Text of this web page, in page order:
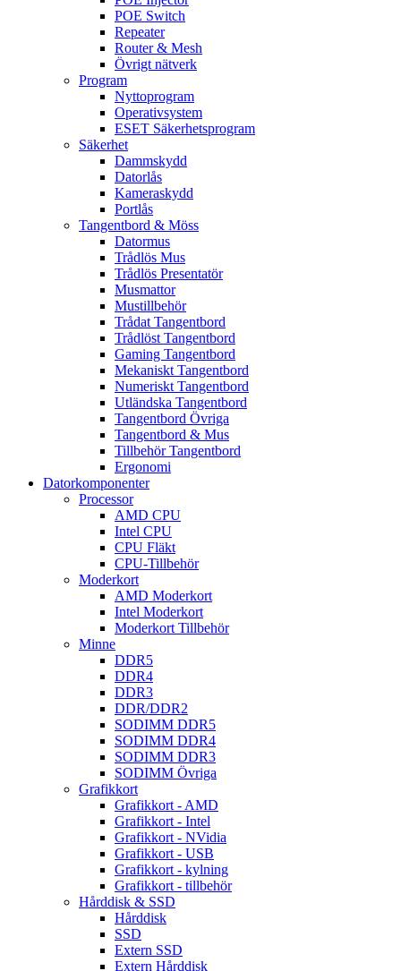
POE Switch
Repeater
Router & Mesh
Övrigt nätverk
Program
Nyttoprogram
Operativsystem
ESET Säkerhetsprogram
Säkerhet
Dammskydd
Datorlås
Kameraskydd
Portlås
Tangentbord & Möss
Datormus
Trådlös Mus
Trådlös Presentatör
Musmattor
Mustillbehör
Trådat Tangentbord
Trådlöst Tangentbord
Gaming Tangentbord
Mekaniskt Tangentbord
Numeriskt Tangentbord
Utländska Tangentbord
Tangentbord Övriga
Tangentbord & Mus
Tillbehör Tangentbord
Ergonomi
Datorkomponenter
Processor
AMD CPU
Intel CPU
CPU Fläkt
CPU-Tillbehör
Moderkort
AMD Moderkort
Intel Moderkort
Moderkort Tillbehör
Minne
DDR5
DDR4
DDR3
DDR/DDR2
SODIMM DDR5
SODIMM DDR4
SODIMM DDR3
SODIMM Övriga
Grafikkort
Grafikkort - AMD
Grafikkort - Intel
Grafikkort - NVidia
Grafikkort - USB
Grafikkort - kylning
Grafikkort - tillbehör
Hårddisk & SSD
Hårddisk
SSD
Extern SSD
Extern Hårddisk